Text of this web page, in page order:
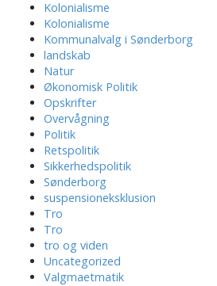
Kolonialisme
Kolonialisme
Kommunalvalg i Sønderborg
landskab
Natur
Økonomisk Politik
Opskrifter
Overvågning
Politik
Retspolitik
Sikkerhedspolitik
Sønderborg
suspensioneksklusion
Tro
Tro
tro og viden
Uncategorized
Valgmaetmatik